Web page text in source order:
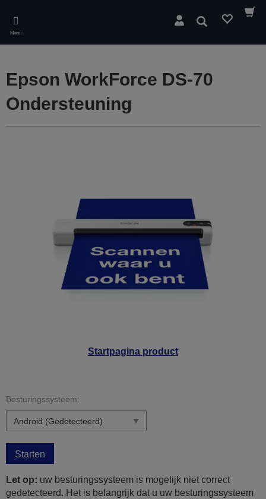
main
content
Menu
Zoeken
Startpagina product
Epson WorkForce DS-70
Ondersteuning
Besturingssysteem:
Starten
Let op: uw besturingssysteem is mogelijk niet correct
gedetecteerd. Het is belangrijk dat u uw besturingssysteem